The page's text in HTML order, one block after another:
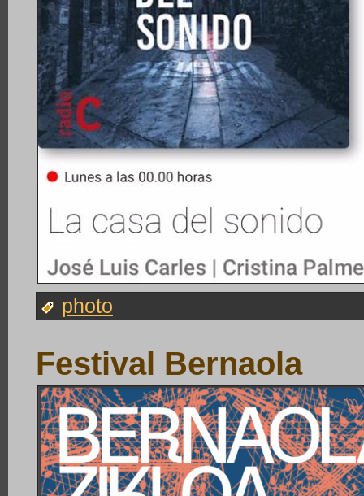
photo
Festival Bernaola